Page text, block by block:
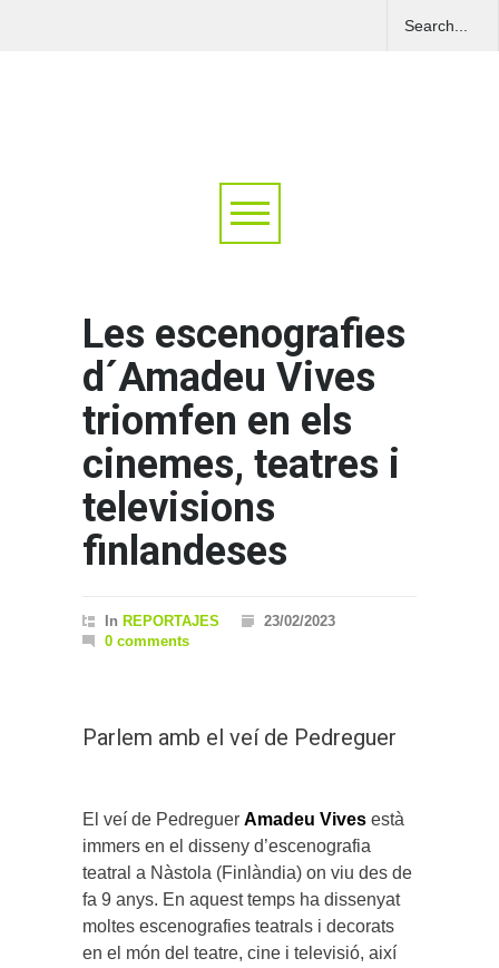
Les escenografies
d´Amadeu Vives
triomfen en els
cinemes, teatres i
televisions
finlandeses
In REPORTAJES
23/02/2023
0 comments
Parlem amb el veí de Pedreguer
El veí de Pedreguer Amadeu Vives està
immers en el disseny d’escenografia
teatral a Nàstola (Finlàndia) on viu des de
fa 9 anys. En aquest temps ha dissenyat
moltes escenografies teatrals i decorats
en el món del teatre, cine i televisió, així